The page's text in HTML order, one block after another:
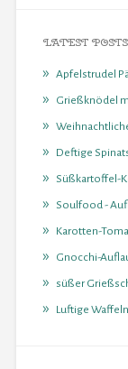
LATEST POSTS
Apfelstrudel
Grießknödel
Deftige
Süßkartoffel-
Soulfood -
Karotten-
Gnocchi-
süßer
Luftige